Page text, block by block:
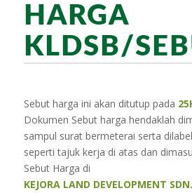
HARGA
KLDSB/
Sebut harga ini akan ditutup pada
Dokumen Sebut harga hendaklah
sampul surat bermeterai serta
seperti tajuk kerja di atas dan
Sebut Harga di
KEJORA LAND DEVELOPMENT